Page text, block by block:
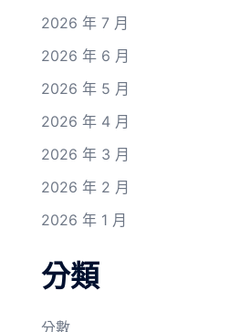
2026 年 7 月
2026 年 6 月
2026 年 5 月
2026 年 4 月
2026 年 3 月
2026 年 2 月
2026 年 1 月
分類
分數